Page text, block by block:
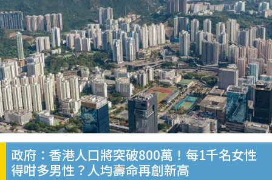
政府：香港人口將突破800萬！每1千名女性
得咁多男性？人均壽命再創新高